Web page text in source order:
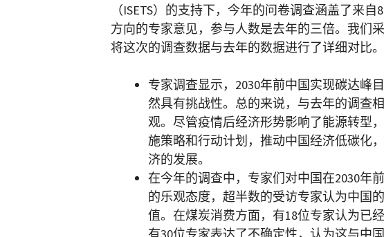
（ISETS）的支持下，今年的问卷调查涵盖了来
方向的专家意见，参与人数是去年的三倍。我们
将这次的调查数据与去年的数据进行了详细对比。
专家调查显示，2030年前中国实现碳达峰
然具有挑战性。总的来说，与去年的调查
观。尽管疫情后经济形势影响了能源转型
施策略和行动计划，推动中国经济低碳化
济的发展。
在今年的调查中，专家们对中国在2030年
的乐观态度，超半数的受访专家认为中国
值。在煤炭消费方面，有18位专家认为已
有30位专家表达了不确定性，认为这与中